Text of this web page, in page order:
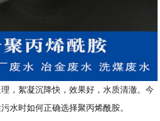
絮凝沉降快，效果好，水质清澈。今
水时如何正确选择聚丙烯酰胺。